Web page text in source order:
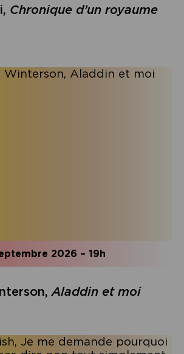
Chronique d’un royaume
2026 – 19h
Aladdin et moi